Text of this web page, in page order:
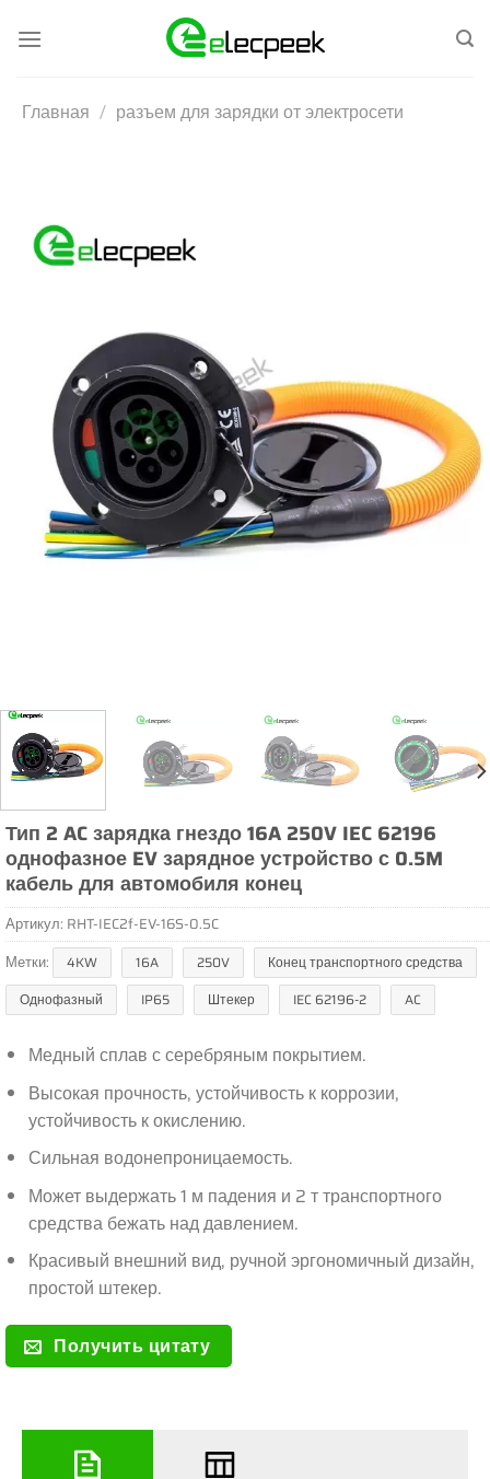
Главная / разъем для зарядки от электросети
Тип 2 AC зарядка гнездо 16A 250V IEC 62196
однофазное EV зарядное устройство с 0.5M
кабель для автомобиля конец
Артикул: RHT-IEC2f-EV-16S-0.5C
Метки:
4KW 16A 250V
Конец транспортного средства
Однофазный
IP65 Штекер IEC 62196-2 AC
Медный сплав с серебряным покрытием.
Высокая прочность, устойчивость к коррозии,
устойчивость к окислению.
Сильная водонепроницаемость.
Может выдержать 1 м падения и 2 т транспортного
средства бежать над давлением.
Красивый внешний вид, ручной эргономичный дизайн,
простой штекер.
Получить цитату